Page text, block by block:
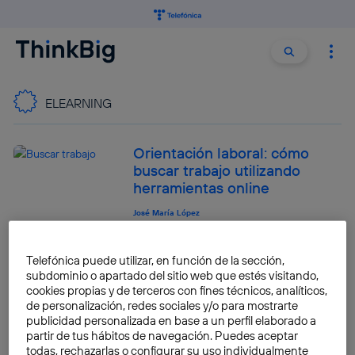
Buscar
ELEARNING
Orientación laboral: cómo
buscar trabajo utilizando
herramientas online
José María López
¿Cuál será el futuro de las
soft skills o habilidades
blandas?
José María López
Telefónica puede utilizar, en función de la sección,
subdominio o apartado del sitio web que estés visitando,
cookies propias y de terceros con fines técnicos, analíticos,
de personalización, redes sociales y/o para mostrarte
publicidad personalizada en base a un perfil elaborado a
partir de tus hábitos de navegación. Puedes aceptar
todas, rechazarlas o configurar su uso individualmente